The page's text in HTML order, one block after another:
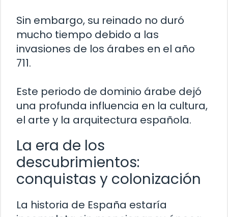
Sin embargo, su reinado no duró
mucho tiempo debido a las
invasiones de los árabes en el año
711.
Este periodo de dominio árabe dejó
una profunda influencia en la cultura,
el arte y la arquitectura española.
La era de los
descubrimientos:
conquistas y colonización
La historia de España estaría